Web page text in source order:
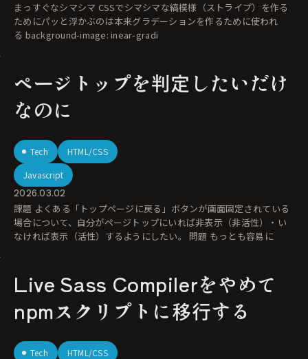
まっすぐなシマシマ CSSでシマシマな縞模様（ストライプ）を作る
ためにパッと浮かぶのは本来グラデーションを作るために使われ
る background-image: inear-gradi
ページトップを判定したいだけ
なのに
Tech
HTML/CSS
Javascript
2026.03.02
課題 よくある「トップページに戻る」ボタンが画面固定されている
場合について、自分がページトップにいれば非表示（非活性）・い
なければ表示（活性）するようにしたい。 問題 もっとも容易に
Live Sass Compilerをやめて
npmスクリプトに移行する
Tech HTML/CSS